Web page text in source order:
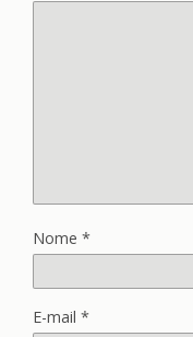
Nome *
E-mail *